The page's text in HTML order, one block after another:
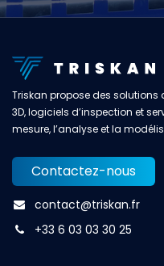
Triskan propose des solutions
3D, logiciels d’inspection et
mesure, l’analyse et la
Contactez-nous
contact@triskan.fr
+33 6 03 03 30 25